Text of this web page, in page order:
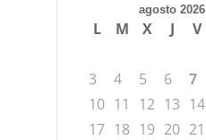
agosto 2026
L M X J V
3
4 5 6 7
10 11 12 13 14
17 18 19 20 21